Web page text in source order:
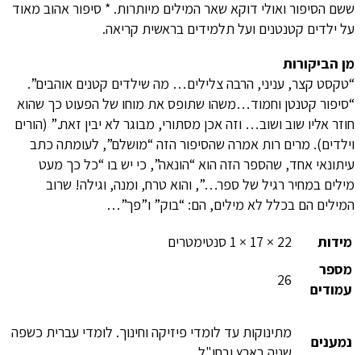
ששם הסיפור ואולי דוקא שאר המילים מיותרות. * סיפור אהוב מאוד
על ילדים קטנטנים ועל תלמידים בראשית קריאה.
מן הביקורות
“טקסט קצר, עניני, הרבה צלילים… מה שילדים קטנים אוהבים”.
“סיפור קטנטן וחמוד…משהו שתופס את מוחו של הפעוט כך שהוא
חוזר אליו שוב ושוב… וזה אכן מסתורי, מבוגר לא יבין זאת.” (הורים
וילדים). מרים רות אמרה שהסיפור הזה “מושלם”, לעומתה כתב
עיתונאי אחד, שהספר הזה הוא “הונאה”, כי יש בו “כל כך מעט
מילים במחיר רגיל של ספר…”, והוא טרח, ומנה, וגילה! שרוב
המילים הם בכלל לא מילים, הם: “בוק” ו”פך”…
מידות
22 × 17 × 1 סנטימטרים
מספר
עמודים
26
נמענים
מתינוקות עד לומדי פיזיקה וחינוך. לומדי עברית כשפה